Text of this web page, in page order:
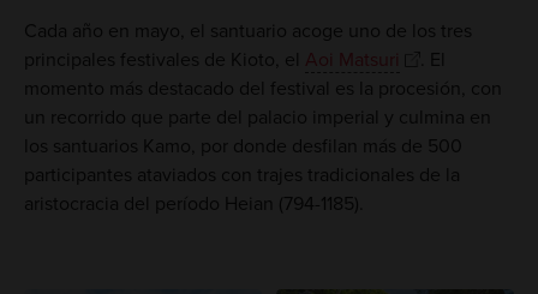
Cada año en mayo, el santuario acoge uno de los tres
principales festivales de Kioto, el Aoi Matsuri
. El
momento más destacado del festival es la procesión, con
un recorrido que parte del palacio imperial y culmina en
los santuarios Kamo, por donde desfilan más de 500
participantes ataviados con trajes tradicionales de la
aristocracia del período Heian (794-1185).